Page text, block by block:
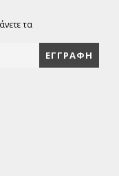
τα